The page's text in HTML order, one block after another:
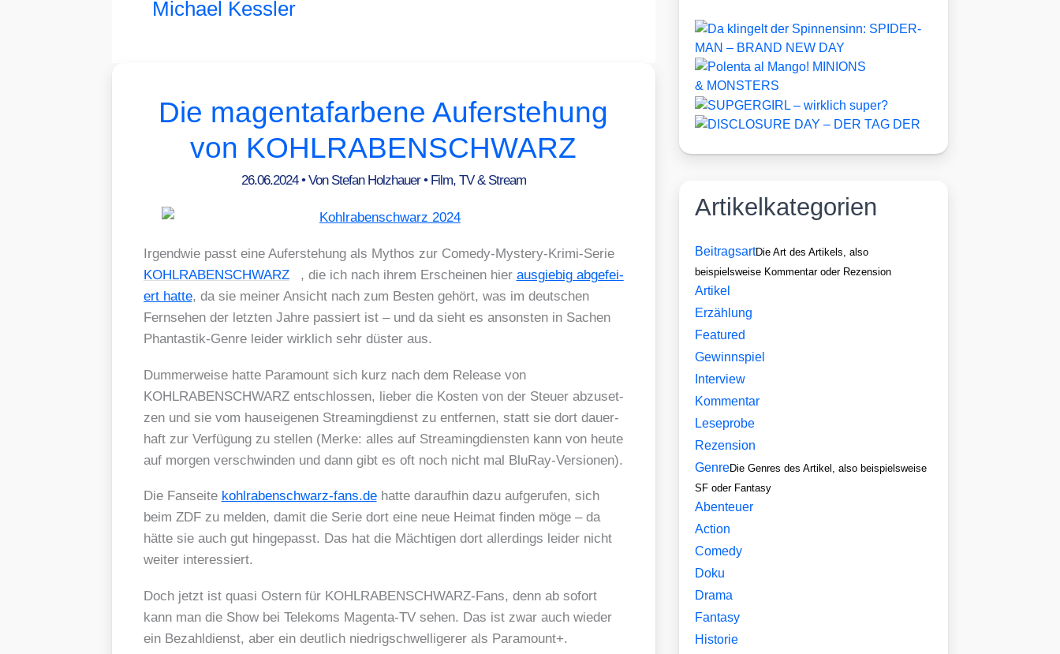
Michael Kessler
Die magentafarbene Auferstehung
von KOHLRABENSCHWARZ
26.06.2024• Von Stefan Holzhauer• Film, TV & Stream
Irgend­wie passt eine Auf­er­ste­hung als Mythos zur Come­dy-Mys­tery-Kri­mi-Serie
KOHLRABENSCHWARZ
, die ich nach ihrem Erschei­nen hier aus­gie­big abge­fei­
ert hat­te, da sie mei­ner Ansicht nach zum Bes­ten gehört, was im deut­schen
Fern­se­hen der letz­ten Jah­re pas­siert ist – und da sieht es ansons­ten in Sachen
Phan­tas­tik-Gen­re lei­der wirk­lich sehr düs­ter aus.
Dum­mer­wei­se hat­te Para­mount sich kurz nach dem Release von
KOHLRABENSCHWARZ ent­schlos­sen, lie­ber die Kos­ten von der Steu­er abzu­set­
zen und sie vom haus­ei­ge­nen Strea­ming­dienst zu ent­fer­nen, statt sie dort dau­er­
haft zur Ver­fü­gung zu stel­len (Mer­ke: alles auf Strea­ming­diens­ten kann von heu­te
auf mor­gen ver­schwin­den und dann gibt es oft noch nicht mal Blu­Ray-Ver­sio­nen).
Die Fan­sei­te kohl​ra​ben​schwarz​-fans​.dehat­te dar­auf­hin dazu auf­ge­ru­fen, sich
beim ZDF zu mel­den, damit die Serie dort eine neue Hei­mat fin­den möge – da
hät­te sie auch gut hin­ge­passt. Das hat die Mäch­ti­gen dort aller­dings lei­der nicht
wei­ter inter­es­siert.
Doch jetzt ist qua­si Ostern für KOHL­RA­BEN­SCHWARZ-Fans, denn ab sofort
kann man die Show bei Tele­koms Magen­ta-TV sehen. Das ist zwar auch wie­der
ein Bezahl­dienst, aber ein deut­lich nied­rig­schwel­li­ge­rer als Para­mount+.
Artikelkategorien
BeitragsartDie Art des Artikels, also
beispielsweise Kommentar oder Rezension
Artikel
Erzählung
Featured
Gewinnspiel
Interview
Kommentar
Leseprobe
Rezension
GenreDie Genres des Artikel, also beispielsweise
SF oder Fantasy
Abenteuer
Action
Comedy
Doku
Drama
Fantasy
Historie